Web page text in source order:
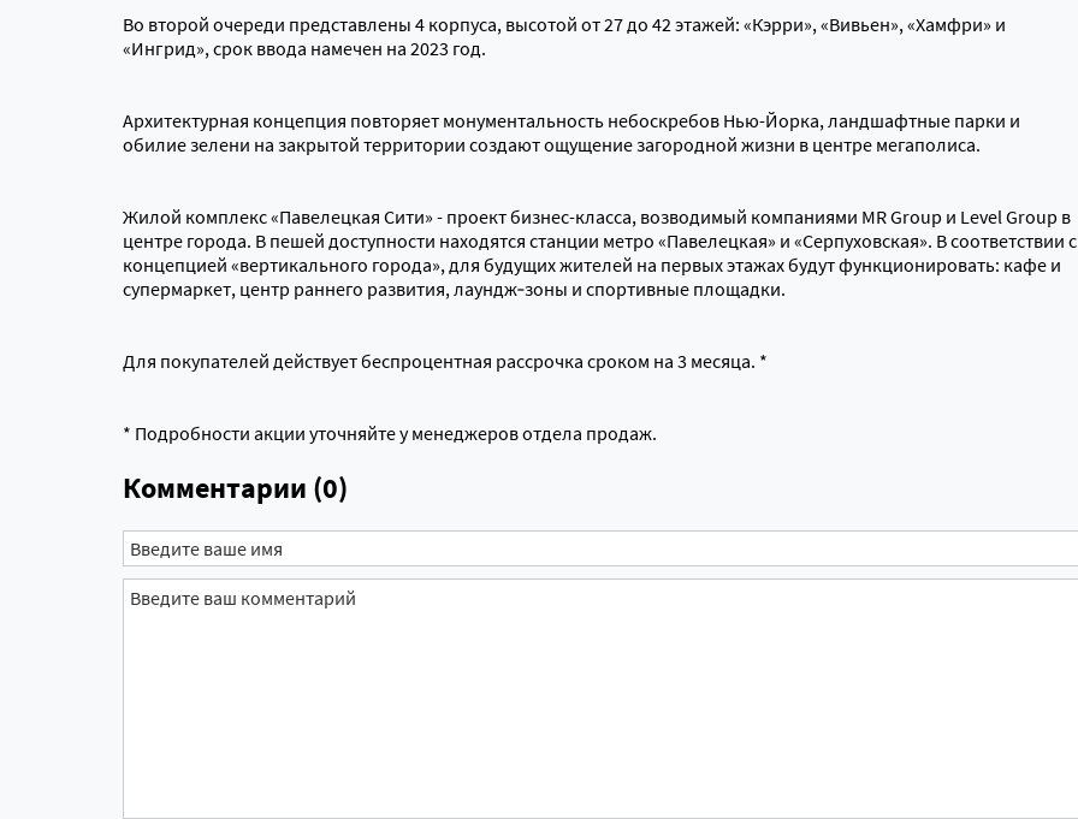
Во второй очереди представлены 4 корпуса, высотой от 27 до 42 этажей: «Кэрри», «Вивьен», «Хамфри» и
«Ингрид», срок ввода намечен на 2023 год.
Архитектурная концепция повторяет монументальность небоскребов Нью-Йорка, ландшафтные парки и
обилие зелени на закрытой территории создают ощущение загородной жизни в центре мегаполиса.
Жилой комплекс «Павелецкая Сити» - проект бизнес-класса, возводимый компаниями MR Group и Level Group в
центре города. В пешей доступности находятся станции метро «Павелецкая» и «Серпуховская». В соответствии с
концепцией «вертикального города», для будущих жителей на первых этажах будут функционировать: кафе и
супермаркет, центр раннего развития, лаундж‑зоны и спортивные площадки.
Для покупателей действует беспроцентная рассрочка сроком на 3 месяца. *
* Подробности акции уточняйте у менеджеров отдела продаж.
Комментарии (0)